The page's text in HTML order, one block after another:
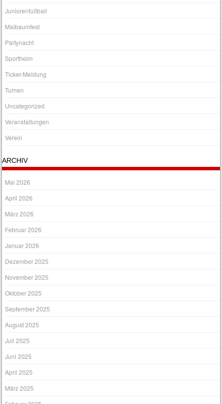
Juniorenfußball
Maibaumfest
Partynacht
Sportheim
Ticker-Meldung
Turnen
Uncategorized
Veranstaltungen
Verein
ARCHIV
Mai 2026
April 2026
März 2026
Februar 2026
Januar 2026
Dezember 2025
November 2025
Oktober 2025
September 2025
August 2025
Juli 2025
Juni 2025
April 2025
März 2025